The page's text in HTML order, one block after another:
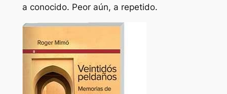
a conocido. Peor aún, a repetido.